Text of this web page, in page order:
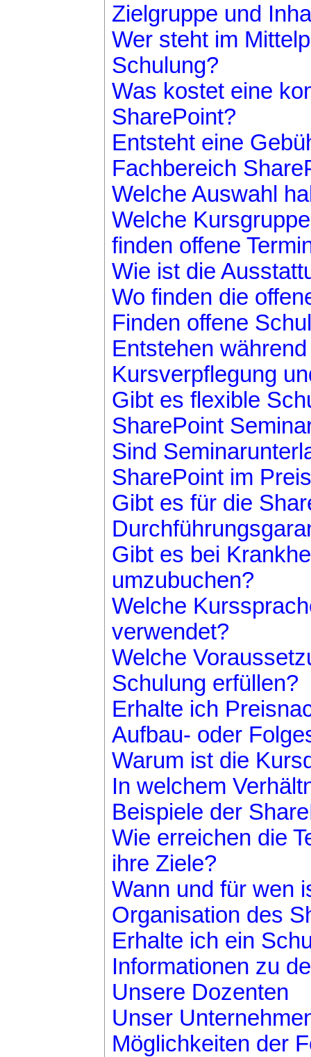
Zielgruppe und
Wer steht im
Schulung?
Was kostet eine
SharePoint?
Entsteht eine
Fachbereich
Welche Auswahl
Welche
finden offene
Wie ist die
Wo finden die
Finden offene
Entstehen
Kursverpflegung
Gibt es flexible
SharePoint
Sind
SharePoint im
Gibt es für die
Gibt es bei
umzubuchen?
Welche
verwendet?
Welche
Schulung erfüllen?
Erhalte ich
Aufbau- oder
Warum ist die
In welchem
Beispiele der
Wie erreichen die
ihre Ziele?
Wann und für wen
Organisation des
Erhalte ich ein
Informationen zu
Unsere Dozenten
Unser
Möglichkeiten der